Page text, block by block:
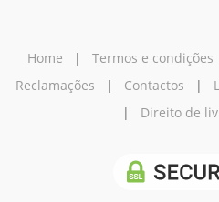
Home | Termos e condições
Reclamações | Contactos |
| Direito de